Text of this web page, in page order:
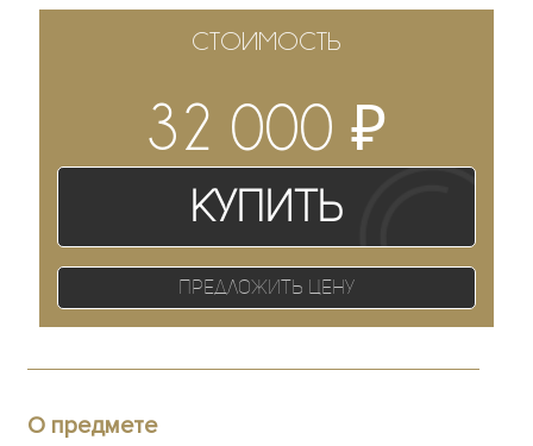
СТОИМОСТЬ
32 000₽
Купить
Предложить цену
О предмете